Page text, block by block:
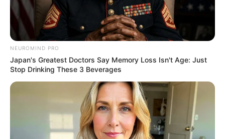
BRAINBERRIES
NEUROMIND PRO
Japan's Greatest Doctors Say Memory Loss Isn't Age: Just
Stop Drinking These 3 Beverages